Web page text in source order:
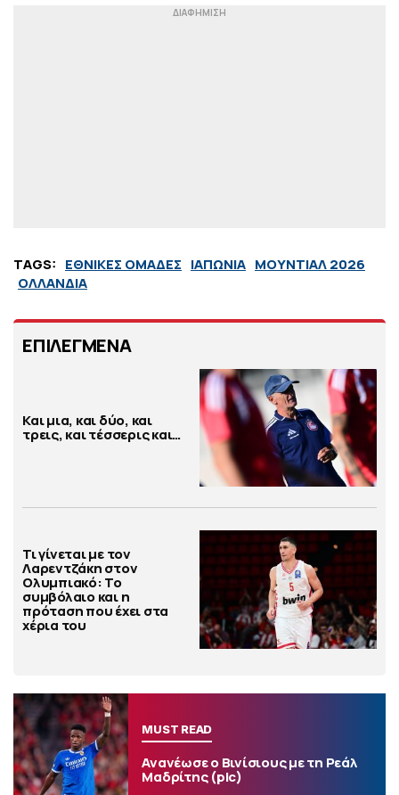
TAGS: ΕΘΝΙΚΕΣ ΟΜΑΔΕΣ ΙΑΠΩΝΙΑ ΜΟΥΝΤΙΑΛ 2026
ΟΛΛΑΝΔΙΑ
ΕΠΙΛΕΓΜΕΝΑ
Και μια, και δύο, και
τρεις, και τέσσερις και…
Τι γίνεται με τον
Λαρεντζάκη στον
Ολυμπιακό: Το
συμβόλαιο και η
πρόταση που έχει στα
χέρια του
MUST READ
Ανανέωσε ο Βινίσιους με τη Ρεάλ
Μαδρίτης (pic)